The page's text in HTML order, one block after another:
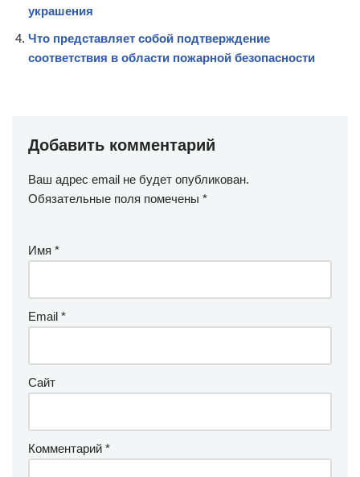
украшения
Что представляет собой подтверждение
соответствия в области пожарной безопасности
Добавить комментарий
Ваш адрес email не будет опубликован.
Обязательные поля помечены *
Имя *
Email *
Сайт
Комментарий *